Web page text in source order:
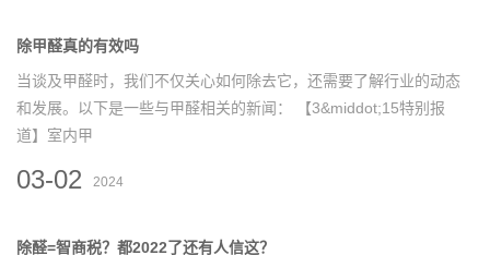
除甲醛真的有效吗
当谈及甲醛时，我们不仅关心如何除去它，还需要了解行业的动态
和发展。以下是一些与甲醛相关的新闻： 【3&middot;15特别报
道】室内甲
03-02 2024
除醛=智商税？都2022了还有人信这？